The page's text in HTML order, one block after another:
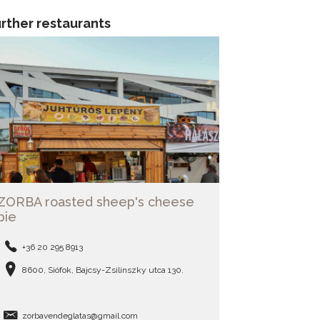
restaurants
roasted sheep's cheese
+36 20 295 8913
8600, Siófok, Bajcsy-Zsilinszky utca 130.
zorbavendeglatas@gmail.com